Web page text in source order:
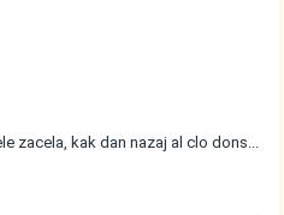
zacela, kak dan nazaj al clo dons...